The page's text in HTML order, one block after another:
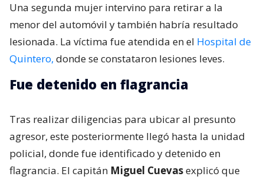
Una segunda mujer intervino para retirar a la
menor del automóvil y también habría resultado
lesionada. La víctima fue atendida en el Hospital de
Quintero, donde se constataron lesiones leves.
Fue detenido en flagrancia
Tras realizar diligencias para ubicar al presunto
agresor, este posteriormente llegó hasta la unidad
policial, donde fue identificado y detenido en
flagrancia. El capitán Miguel Cuevasexplicó que